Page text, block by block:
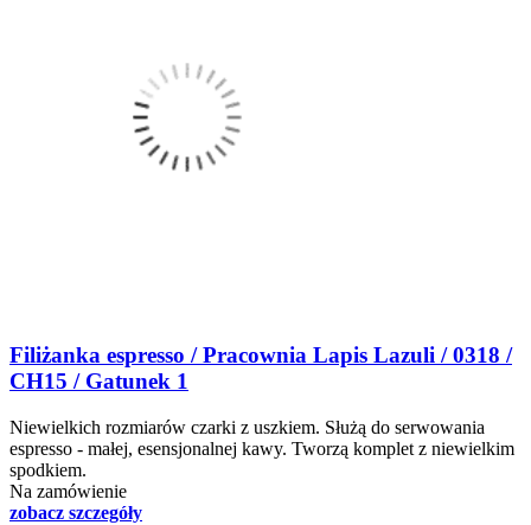
Filiżanka espresso / Pracownia Lapis Lazuli / 0318 /
CH15 / Gatunek 1
Niewielkich rozmiarów czarki z uszkiem. Służą do serwowania
espresso - małej, esensjonalnej kawy. Tworzą komplet z niewielkim
spodkiem.
Na zamówienie
zobacz szczegóły